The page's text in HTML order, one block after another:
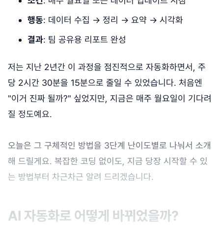
행동: 데이터 수집 → 정리 → 요약 → 시각화
결과: 팀 공유용 리포트 완성
저는 지난 2년간 이 과정을 점진적으로 자동화하면서, 주
당 2시간 30분을 15분으로 줄일 수 있었습니다. 처음엔
"이거 진짜 될까?" 싶었지만, 지금은 매주 월요일이 기다려
질 정도예요.
오늘은 그 구체적인 방법을 3단계 난이도별로 나눠서 소개
해 드릴게요. 복잡한 코딩 없이도, 지금 당장 시작할 수 있
는 방법부터 차근차근 알려 드리겠습니다.
AI 자동화로 어떻게 바뀌었을까?